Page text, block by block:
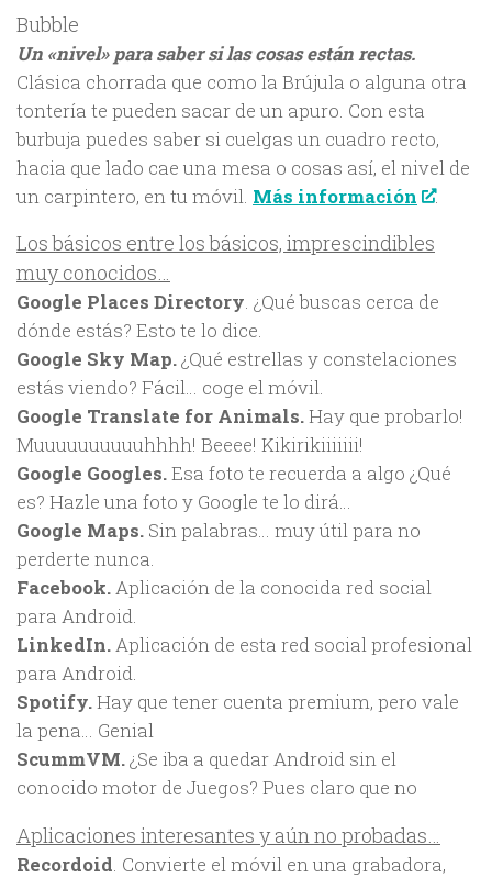
Bubble
Un «nivel» para saber si las cosas están rectas.
Clásica chorrada que como la Brújula o alguna otra
tontería te pueden sacar de un apuro. Con esta
burbuja puedes saber si cuelgas un cuadro recto,
hacia que lado cae una mesa o cosas así, el nivel de
un carpintero, en tu móvil. Más información .
Los básicos entre los básicos, imprescindibles
muy conocidos…
Google Places Directory. ¿Qué buscas cerca de
dónde estás? Esto te lo dice.
Google Sky Map.¿Qué estrellas y constelaciones
estás viendo? Fácil… coge el móvil.
Google Translate for Animals.Hay que probarlo!
Muuuuuuuuuuhhhh! Beeee! Kikirikiiiiiii!
Google Googles.Esa foto te recuerda a algo ¿Qué
es? Hazle una foto y Google te lo dirá…
Google Maps. Sin palabras… muy útil para no
perderte nunca.
Facebook.Aplicación de la conocida red social
para Android.
LinkedIn.Aplicación de esta red social profesional
para Android.
Spotify.Hay que tener cuenta premium, pero vale
la pena… Genial
ScummVM.¿Se iba a quedar Android sin el
conocido motor de Juegos? Pues claro que no
Aplicaciones interesantes y aún no probadas…
Recordoid. Convierte el móvil en una grabadora,